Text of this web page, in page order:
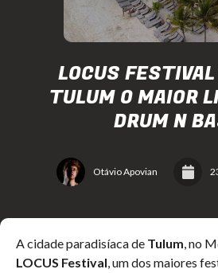
LOCUS
TULUM O MAIOR
DRUM N
Otávio Apovian
A cidade paradisíaca de Tulum, no
LOCUS Festival, um dos maiores